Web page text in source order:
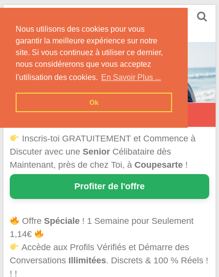
Nous utilisons des cookies pour vous
garantir la meilleure expérience sur notre
site. Si vous continuez à utiliser ce dernier,
nous considérerons que vous acceptez
l'utilisation des cookies. En Savoir Plus ...
Ok
Skip
content
Conseils & Infos pour la Rencontre d'une Senior
Coupesarte
Inscris-toi GRATUITEMENT et Commence à
Discuter avec une SeniorCélibataire dès
Maintenant, près de chez Toi, à Coupesarte!
Profiter de l'offre
OffreSpéciale ! 1 Semaine pour Seulement
1,14€
Accède aux Profils Vérifiés et Démarre des
Conversations Illimitées. Discrets & 100 % Réels !
! !